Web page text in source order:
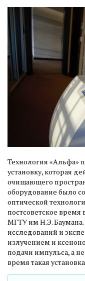
Технология «Альфа»
установку, которая
очищающего
оборудование было
оптической
постсоветское время
МГТУ им Н.Э.
исследований и
излучением и
подачи импульса, а
время такая